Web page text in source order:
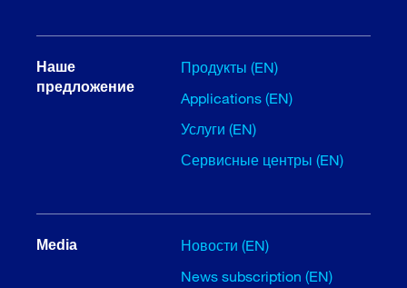
Наше
предложение
Продукты (EN)
Applications (EN)
Услуги (EN)
Сервисные центры (EN)
Media
Новости (EN)
News subscription (EN)